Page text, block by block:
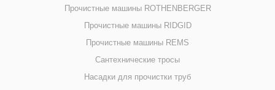
Прочистные машины ROTHENBERGER
Прочистные машины RIDGID
Прочистные машины REMS
Сантехнические тросы
Насадки для прочистки труб